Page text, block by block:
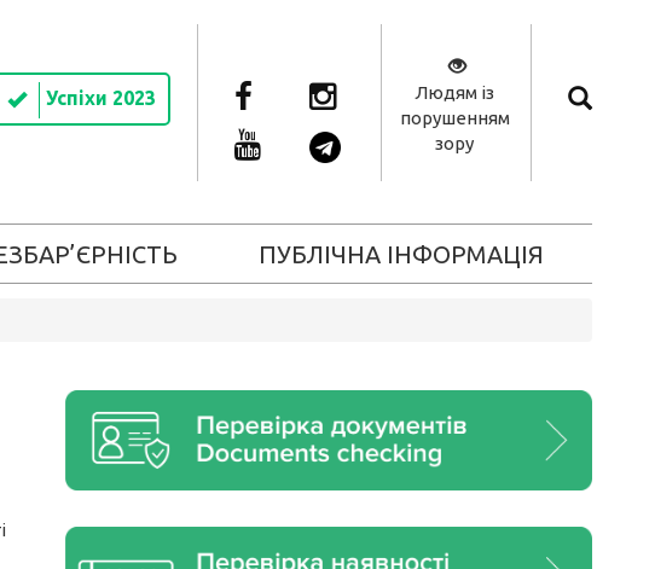
Успіхи 2023
Людям із
порушенням
зору
ПУБЛІЧНА ІНФОРМАЦІЯ